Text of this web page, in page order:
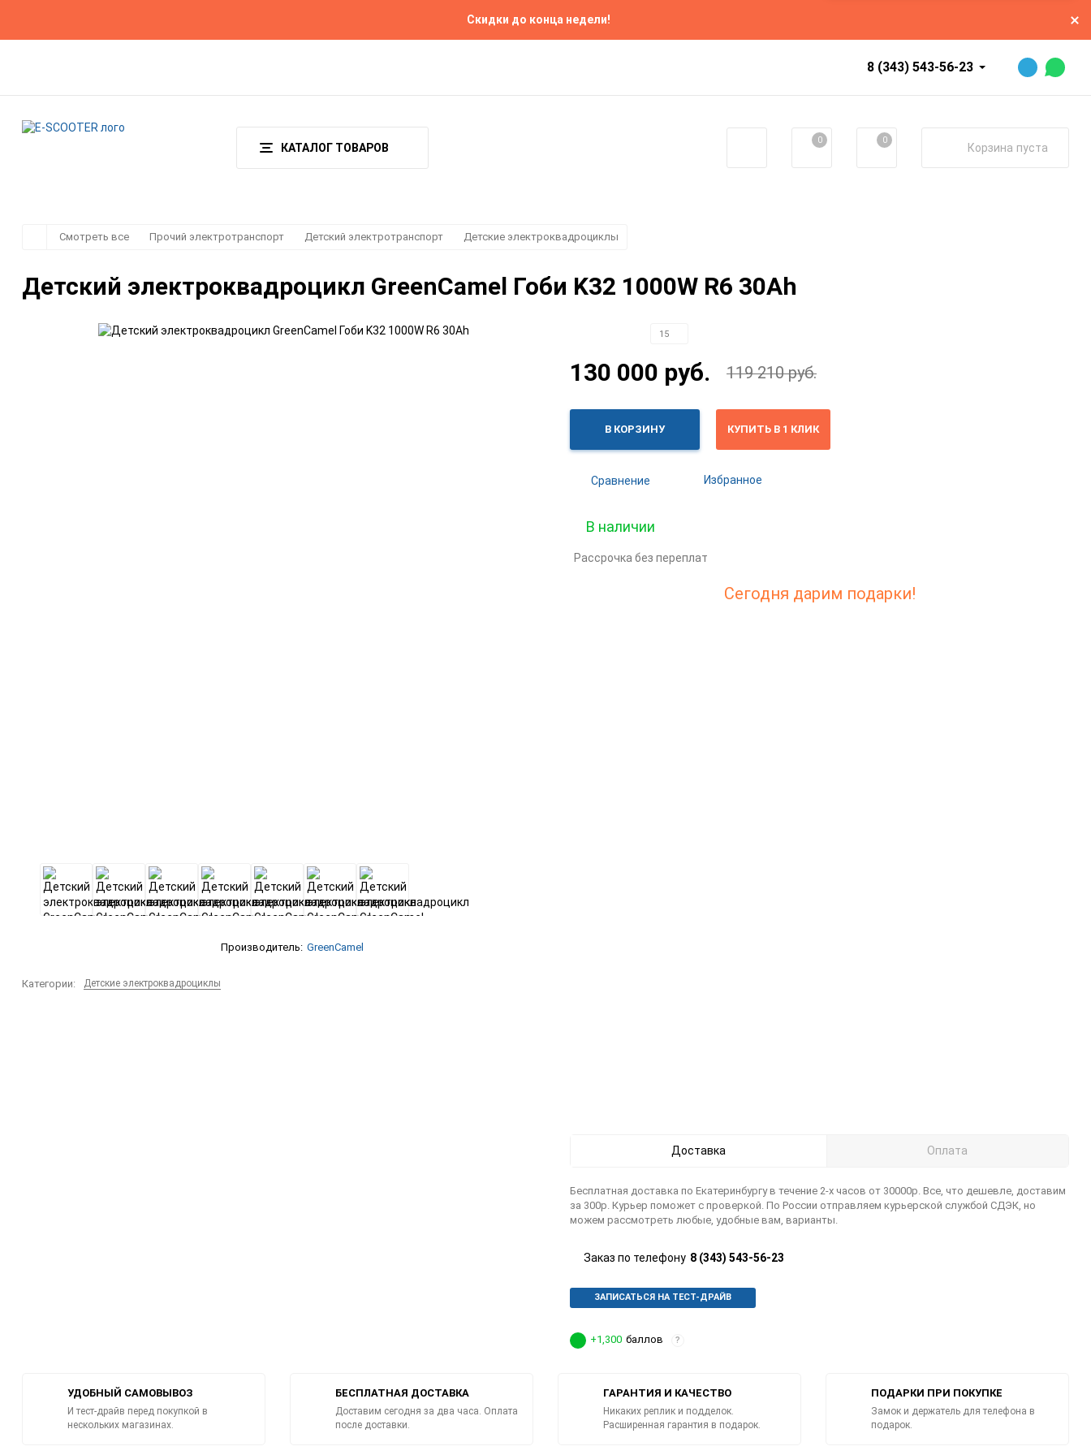
Скидки до конца недели!
Гарантия Оплата и доставка О магазине Ремонт Прокат Контакты
8 (343) 543-56-23
КАТАЛОГ ТОВАРОВ
0 0
Корзина пуста
Смотреть все Прочий электротранспорт Детский электротранспорт Детские электроквадроциклы
Детский электроквадроцикл GreenCamel Гоби K32 1000W R6 30Ah
Производитель: GreenCamel
Категории: Детские электроквадроциклы
15
130 000 руб. 119 210 руб.
В КОРЗИНУ КУПИТЬ В 1 КЛИК
Сравнение Избранное
В наличии
Рассрочка без переплат
Сегодня дарим подарки!
Доставка Оплата
Бесплатная доставка по Екатеринбургу в течение 2-х часов от 30000р. Все, что дешевле, доставим
за 300р. Курьер поможет с проверкой. По России отправляем курьерской службой СДЭК, но
можем рассмотреть любые, удобные вам, варианты.
Заказ по телефону 8 (343) 543-56-23
ЗАПИСАТЬСЯ НА ТЕСТ-ДРАЙВ
+1,300 баллов ?
УДОБНЫЙ САМОВЫВОЗ
И тест-драйв перед покупкой в
нескольких магазинах.
БЕСПЛАТНАЯ ДОСТАВКА
Доставим сегодня за два часа. Оплата
после доставки.
ГАРАНТИЯ И КАЧЕСТВО
Никаких реплик и подделок.
Расширенная гарантия в подарок.
ПОДАРКИ ПРИ ПОКУПКЕ
Замок и держатель для телефона в
подарок.